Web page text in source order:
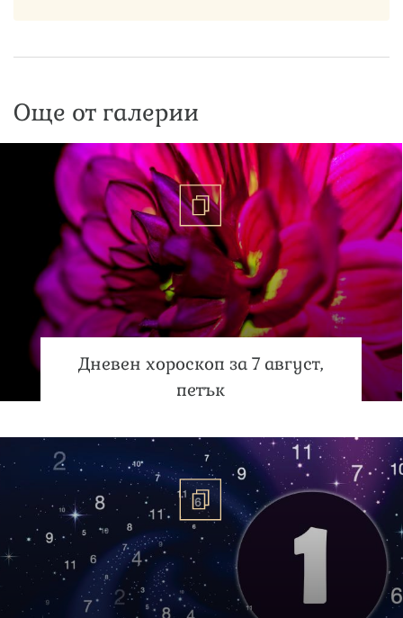
Още от галерии
Дневен хороскоп за 7 август,
петък